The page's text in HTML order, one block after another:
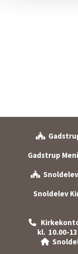

Gadstrup

Snoldelev

kl. 10.00-
